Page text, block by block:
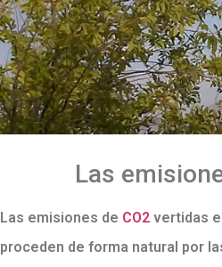
Las
Las emisiones de CO2 vertidas
proceden de forma natural por